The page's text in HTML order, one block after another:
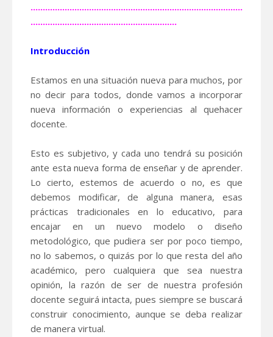
.......................................................................................
............................................................
Introducción
Estamos en una situación nueva para muchos, por
no decir para todos, donde vamos a incorporar
nueva información o experiencias al quehacer
docente.
Esto es subjetivo, y cada uno tendrá su posición
ante esta nueva forma de enseñar y de aprender.
Lo cierto, estemos de acuerdo o no, es que
debemos modificar, de alguna manera, esas
prácticas tradicionales en lo educativo, para
encajar en un nuevo modelo o diseño
metodológico, que pudiera ser por poco tiempo,
no lo sabemos, o quizás por lo que resta del año
académico, pero cualquiera que sea nuestra
opinión, la razón de ser de nuestra profesión
docente seguirá intacta, pues siempre se buscará
construir conocimiento, aunque se deba realizar
de manera virtual.